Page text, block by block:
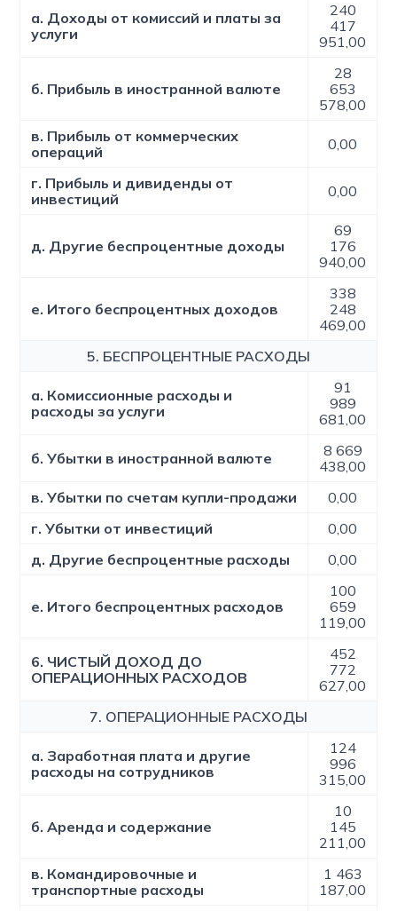
а. Доходы от комиссий и платы за
услуги
240
417
951,00
б. Прибыль в иностранной валюте
28
653
578,00
в. Прибыль от коммерческих
операций
0,00
г. Прибыль и дивиденды от
инвестиций
0,00
д. Другие беспроцентные доходы
69
176
940,00
е. Итого беспроцентных доходов
338
248
469,00
5. БЕСПРОЦЕНТНЫЕ РАСХОДЫ
а. Комиссионные расходы и
расходы за услуги
91
989
681,00
б. Убытки в иностранной валюте
8 669
438,00
в. Убытки по счетам купли-продажи
0,00
г. Убытки от инвестиций
0,00
д. Другие беспроцентные расходы
0,00
е. Итого беспроцентных расходов
100
659
119,00
6. ЧИСТЫЙ ДОХОД ДО
ОПЕРАЦИОННЫХ РАСХОДОВ
452
772
627,00
7. ОПЕРАЦИОННЫЕ РАСХОДЫ
а. Заработная плата и другие
расходы на сотрудников
124
996
315,00
б. Аренда и содержание
10
145
211,00
в. Командировочные и
транспортные расходы
1 463
187,00